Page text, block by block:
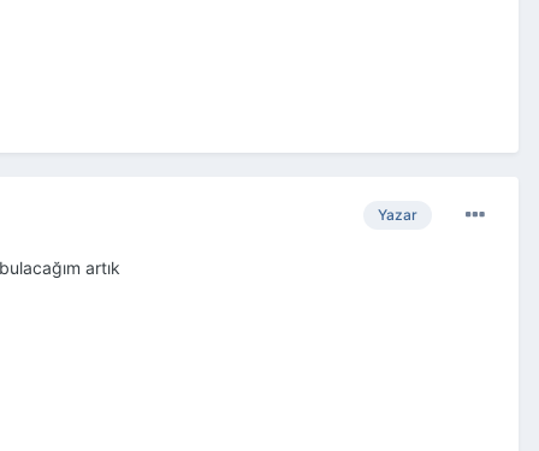
Yazar
artık